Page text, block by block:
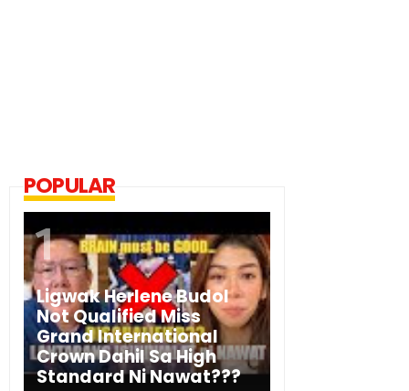
POPULAR
Ligwak Herlene Budol
Not Qualified Miss
Grand International
Crown Dahil Sa High
Standard Ni Nawat???